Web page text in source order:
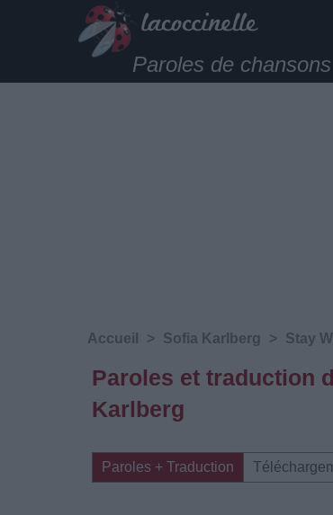
Paroles de
Accueil > Sofia Karlberg > Stay
Paroles et traduction
Karlberg
Paroles + Traduction